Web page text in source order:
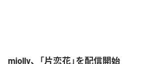
miolly、「片恋花」を配信開始